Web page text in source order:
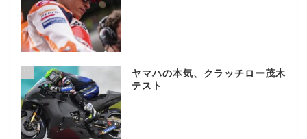
11
ヤマハの本気、クラッチロー茂木
テスト